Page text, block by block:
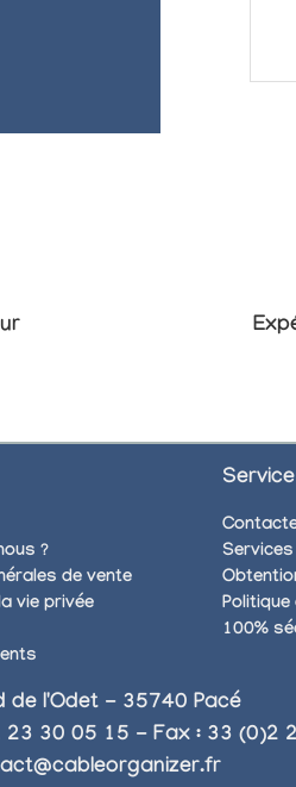
?
de vente
vie privée
Politique
100%
de l'Odet - 35740 Pacé
23 30 05 15 - Fax : 33 (0)2